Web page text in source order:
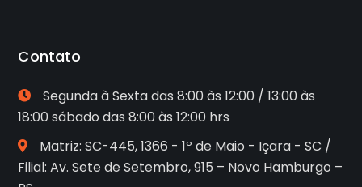
Contato
Segunda à Sexta das 8:00 às 12:00 / 13:00 às
18:00 sábado das 8:00 às 12:00 hrs
Matriz: SC-445, 1366 - 1º de Maio - Içara - SC /
Filial: Av. Sete de Setembro, 915 – Novo Hamburgo –